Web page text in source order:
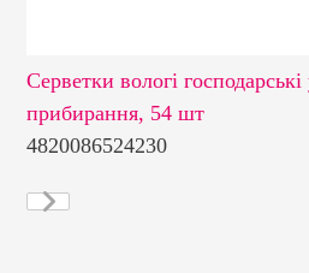
Серветки вологі господарські
прибирання, 54 шт
4820086524230